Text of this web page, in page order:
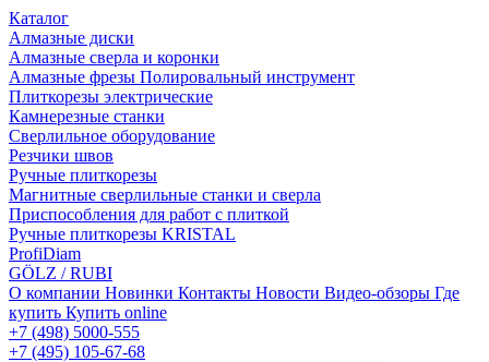
Каталог
Алмазные диски
Алмазные сверла и коронки
Алмазные фрезы Полировальный инструмент
Плиткорезы электрические
Камнерезные станки
Сверлильное оборудование
Резчики швов
Ручные плиткорезы
Магнитные сверлильные станки и сверла
Приспособления для работ с плиткой
Ручные плиткорезы KRISTAL
ProfiDiam
GÖLZ / RUBI
О компании Новинки Контакты Новости Видео-обзоры Где
купить Купить online
+7 (498) 5000-555
+7 (495) 105-67-68